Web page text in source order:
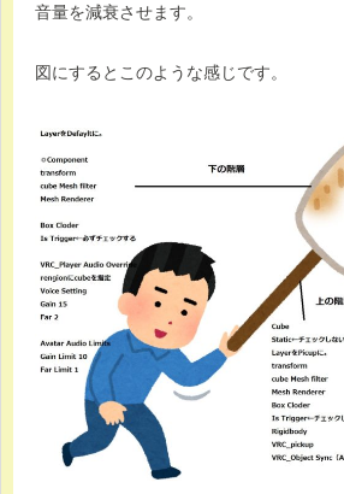
音量を減衰させます。
図にするとこのような感じです。